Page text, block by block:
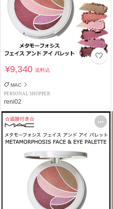
¥9,340送料込
MAC
PERSONAL SHOPPER
reni02